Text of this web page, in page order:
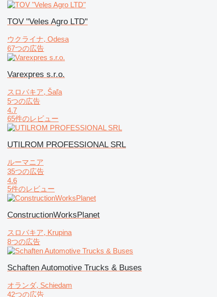
TOV "Veles Agro LTD"
ウクライナ, Odesa
67つの広告
Varexpres s.r.o.
スロバキア, Šaľa
5つの広告
4.7
65件のレビュー
UTILROM PROFESSIONAL SRL
ルーマニア
35つの広告
4.6
5件のレビュー
ConstructionWorksPlanet
スロバキア, Krupina
8つの広告
Schaften Automotive Trucks & Buses
オランダ, Schiedam
42つの広告